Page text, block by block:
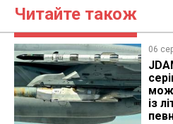
Читайте також
06
із